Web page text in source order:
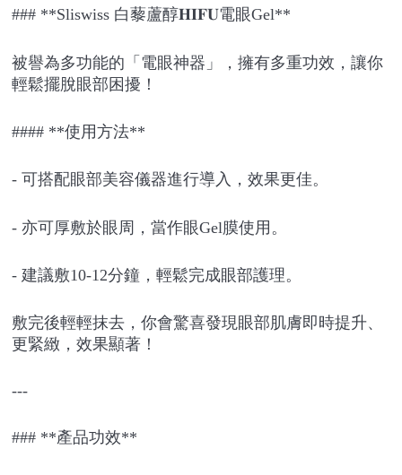
### **Sliswiss 白藜蘆醇𝐇𝐈𝐅𝐔電眼Gel**
被譽為多功能的「電眼神器」，擁有多重功效，讓你
輕鬆擺脫眼部困擾！
#### **使用方法**
- 可搭配眼部美容儀器進行導入，效果更佳。
- 亦可厚敷於眼周，當作眼Gel膜使用。
- 建議敷10-12分鐘，輕鬆完成眼部護理。
敷完後輕輕抹去，你會驚喜發現眼部肌膚即時提升、
更緊緻，效果顯著！
---
### **產品功效**